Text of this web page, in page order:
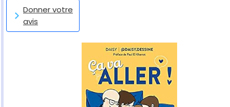
Donner votre
avis